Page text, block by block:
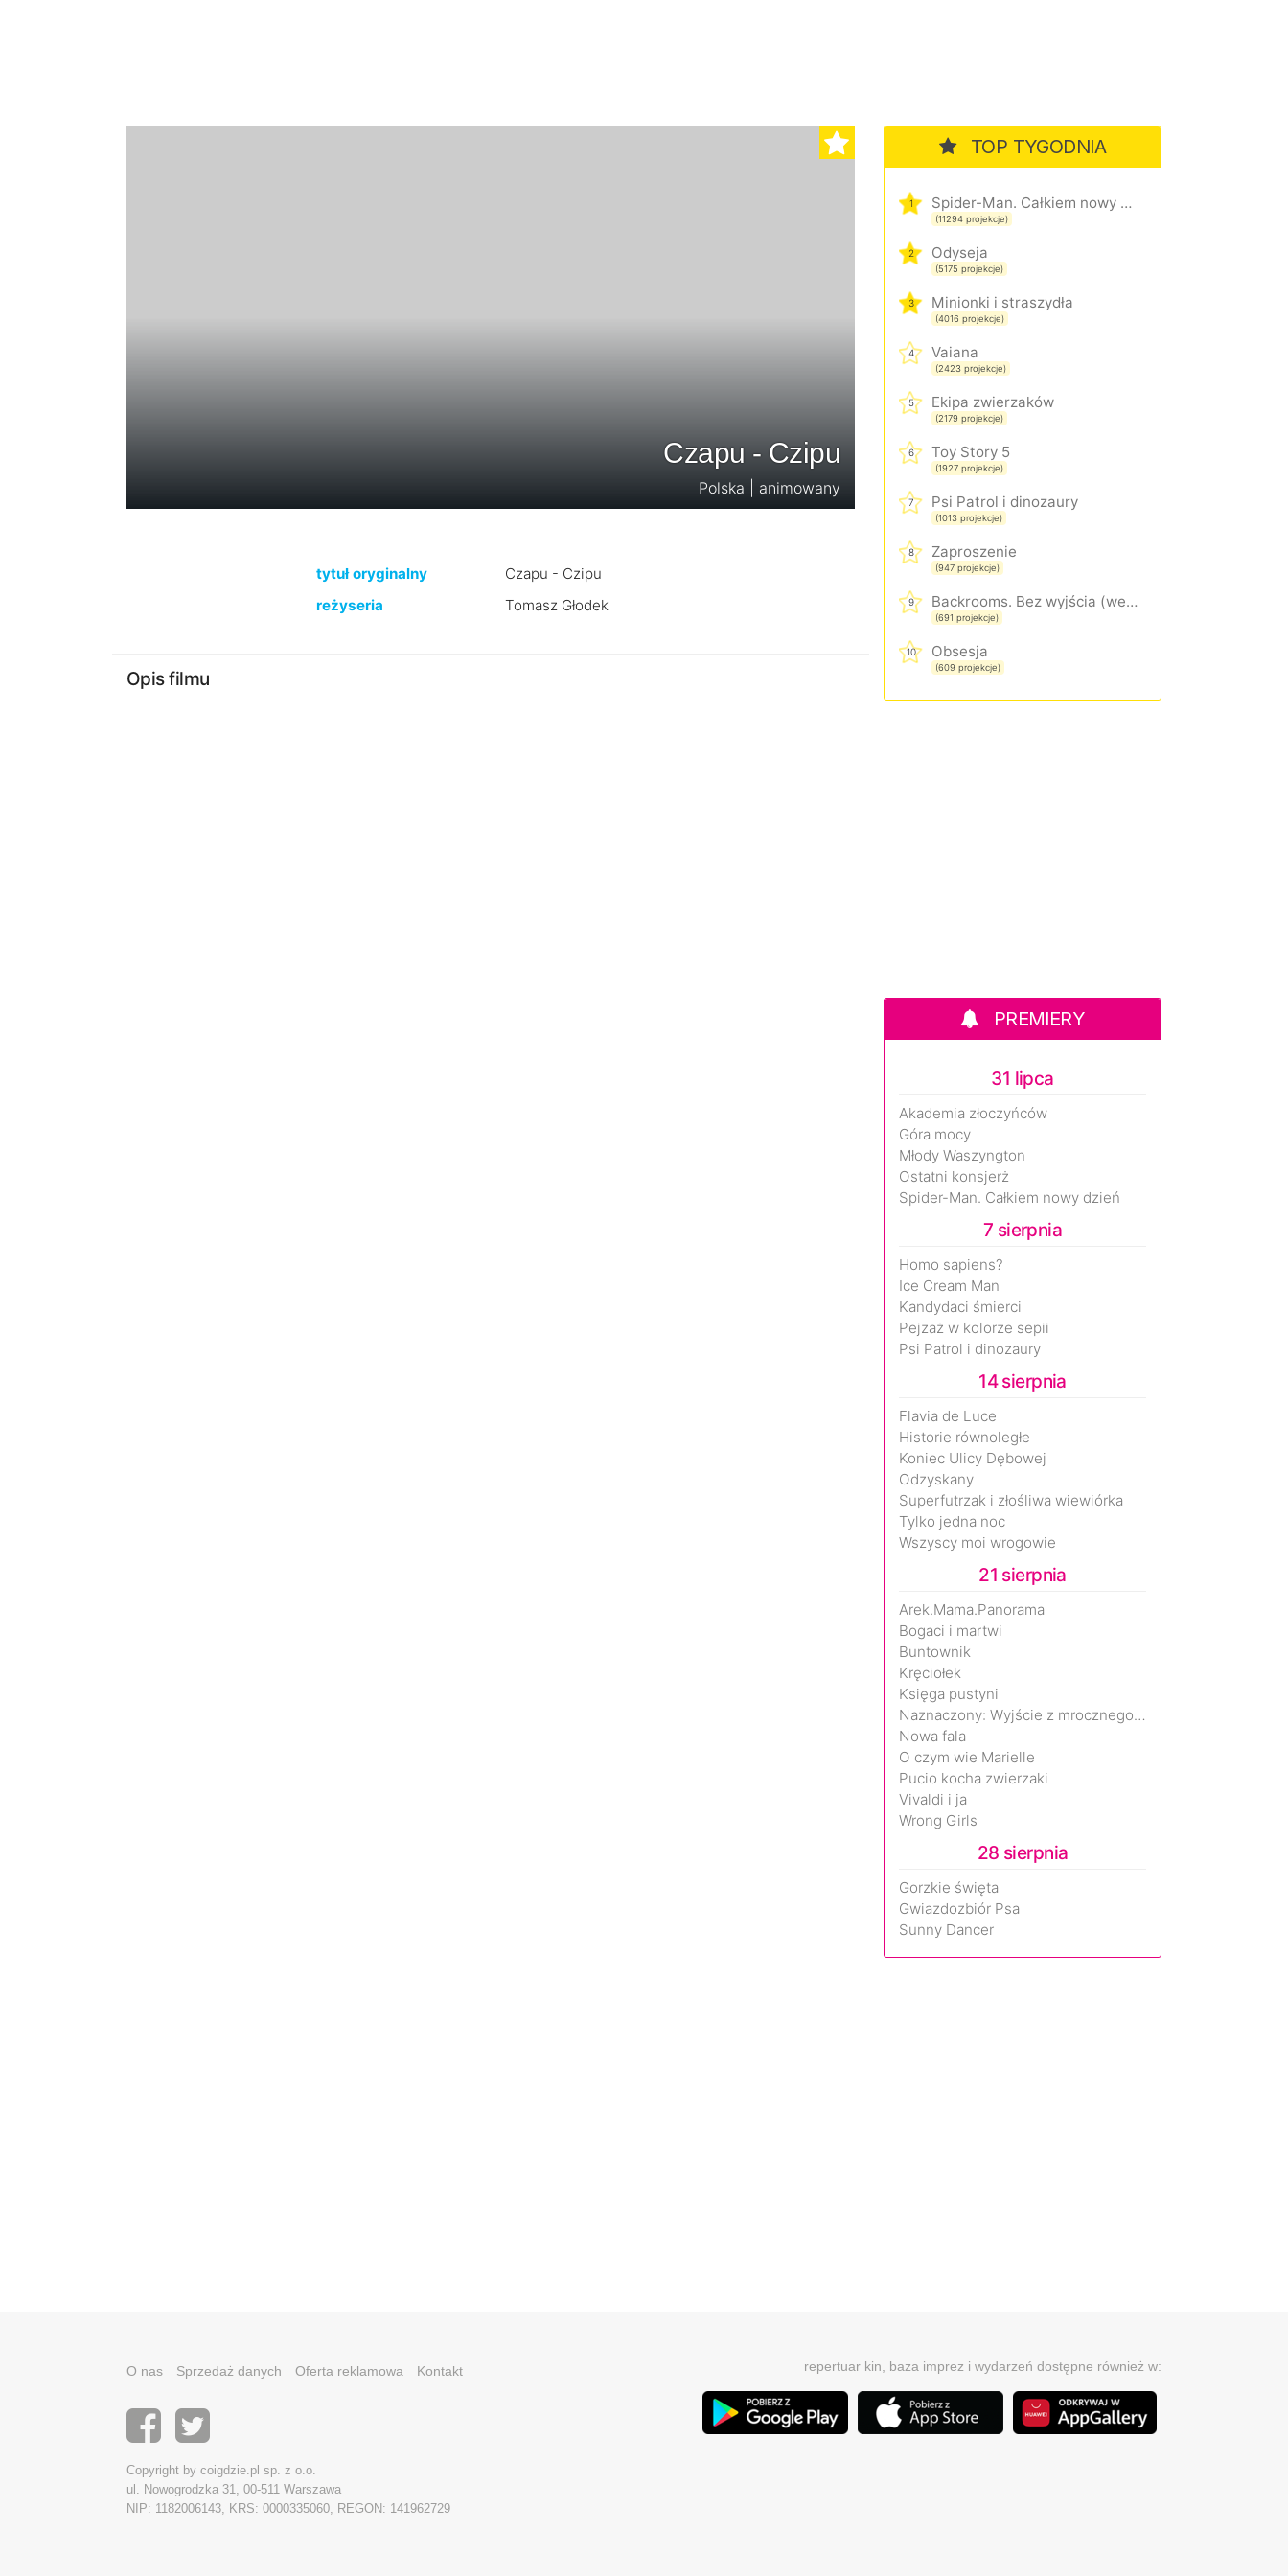
Czapu - Czipu
Polska | animowany
tytuł oryginalny
Czapu - Czipu
reżyseria
Tomasz Głodek
Opis filmu
TOP TYGODNIA
1 Spider-Man. Całkiem nowy dzień
(11294 projekcje)
2 Odyseja
(5175 projekcje)
3 Minionki i straszydła
(4016 projekcje)
4 Vaiana
(2423 projekcje)
5 Ekipa zwierzaków
(2179 projekcje)
6 Toy Story 5
(1927 projekcje)
7 Psi Patrol i dinozaury
(1013 projekcje)
8 Zaproszenie
(947 projekcje)
9 Backrooms. Bez wyjścia (wersja rozszerzona)
(691 projekcje)
10 Obsesja
(609 projekcje)
PREMIERY
31 lipca
Akademia złoczyńców
Góra mocy
Młody Waszyngton
Ostatni konsjerż
Spider-Man. Całkiem nowy dzień
7 sierpnia
Homo sapiens?
Ice Cream Man
Kandydaci śmierci
Pejzaż w kolorze sepii
Psi Patrol i dinozaury
14 sierpnia
Flavia de Luce
Historie równoległe
Koniec Ulicy Dębowej
Odzyskany
Superfutrzak i złośliwa wiewiórka
Tylko jedna noc
Wszyscy moi wrogowie
21 sierpnia
Arek.Mama.Panorama
Bogaci i martwi
Buntownik
Kręciołek
Księga pustyni
Naznaczony: Wyjście z mrocznego wymiaru
Nowa fala
O czym wie Marielle
Pucio kocha zwierzaki
Vivaldi i ja
Wrong Girls
28 sierpnia
Gorzkie święta
Gwiazdozbiór Psa
Sunny Dancer
O nas Sprzedaż danych Oferta reklamowa Kontakt
Copyright by coigdzie.pl sp. z o.o.
ul. Nowogrodzka 31, 00-511 Warszawa
NIP: 1182006143, KRS: 0000335060, REGON: 141962729
repertuar kin, baza imprez i wydarzeń dostępne również w: